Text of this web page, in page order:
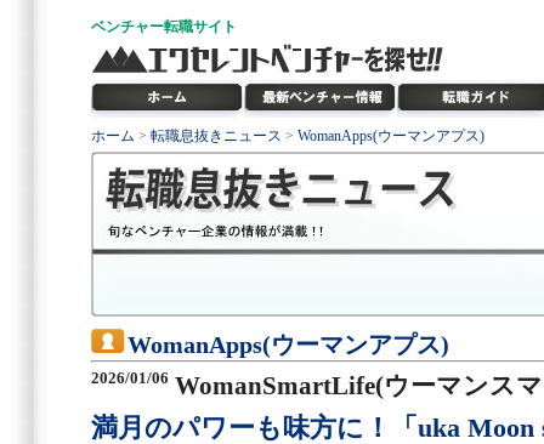
ベンチャー転職サイト
ホーム > 転職息抜きニュース > WomanApps(ウーマンアプス)
WomanApps(ウーマンアプス)
2026/01/06 WomanSmartLife(ウーマンス
満月のパワーも味方に！「uka